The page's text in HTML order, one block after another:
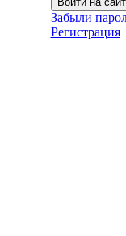
Забыли
Регистрация